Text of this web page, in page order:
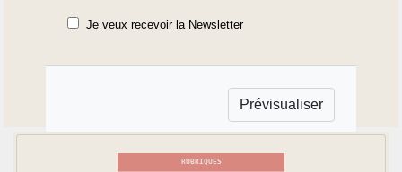
Je veux recevoir la Newsletter
RUBRIQUES